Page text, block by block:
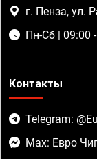
г. Пенза, ул.
Пн-Сб | 09:00
Контакты
Telegram:
Max: Евро